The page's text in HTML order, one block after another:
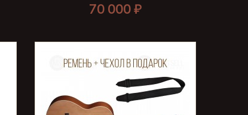
70 000 ₽